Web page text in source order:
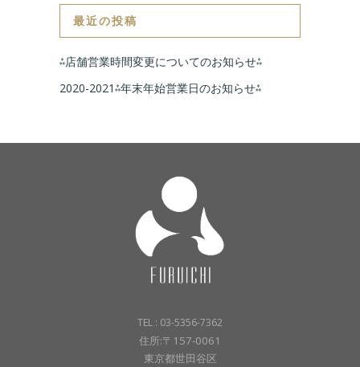
最近の投稿
⁂店舗営業時間変更についてのお知らせ⁂
2020-2021⁂年末年始営業日のお知らせ⁂
TEL : 03-5356-7362
住所:〒157-0061
東京都世田谷区